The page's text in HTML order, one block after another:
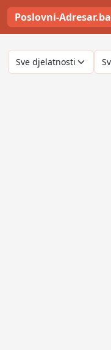
Poslovni-Adresar.ba